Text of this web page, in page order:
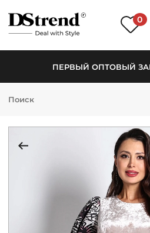
0
ПЕРВЫЙ ОПТОВЫЙ
КАТАЛОГ
НОВИНКИ
РАСПРОДАЖА